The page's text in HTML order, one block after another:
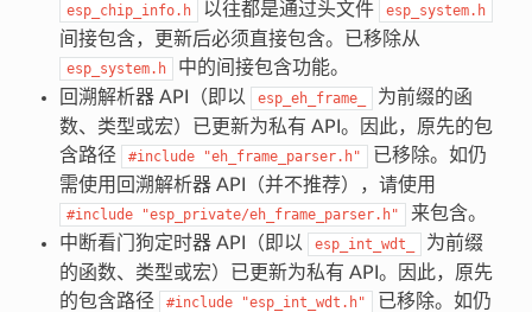
esp_chip_info.h 以往都是通过头文件 esp_system.h
间接包含，更新后必须直接包含。已移除从
esp_system.h
中的间接包含功能。
回溯解析器 API（即以
esp_eh_frame_
为前缀的函
数、类型或宏）已更新为私有 API。因此，原先的包
含路径
#include "eh_frame_parser.h"
已移除。如仍
需使用回溯解析器 API（并不推荐），请使用
#include "esp_private/eh_frame_parser.h"
来包含。
中断看门狗定时器 API（即以
esp_int_wdt_
为前缀
的函数、类型或宏）已更新为私有 API。因此，原先
的包含路径
#include "esp_int_wdt.h"
已移除。如仍